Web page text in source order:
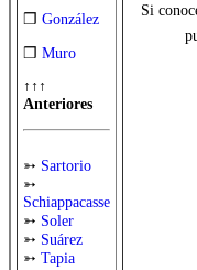
❒ González
❒ Muro
↑↑↑
Anteriores
➳ Sartorio
➳
Schiappacasse
➳ Soler
➳ Suárez
➳ Tapia
Si